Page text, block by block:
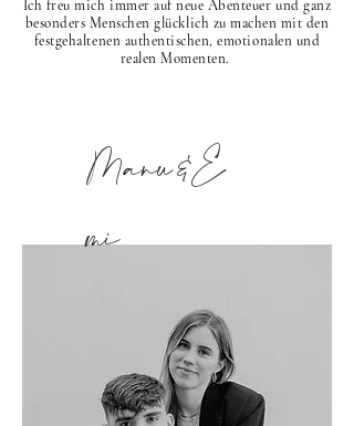
Ich freu mich immer auf neue Abenteuer und ganz
besonders Menschen glücklich zu machen mit den
festgehaltenen authentischen, emotionalen und
realen Momenten.
Manu&E
mi